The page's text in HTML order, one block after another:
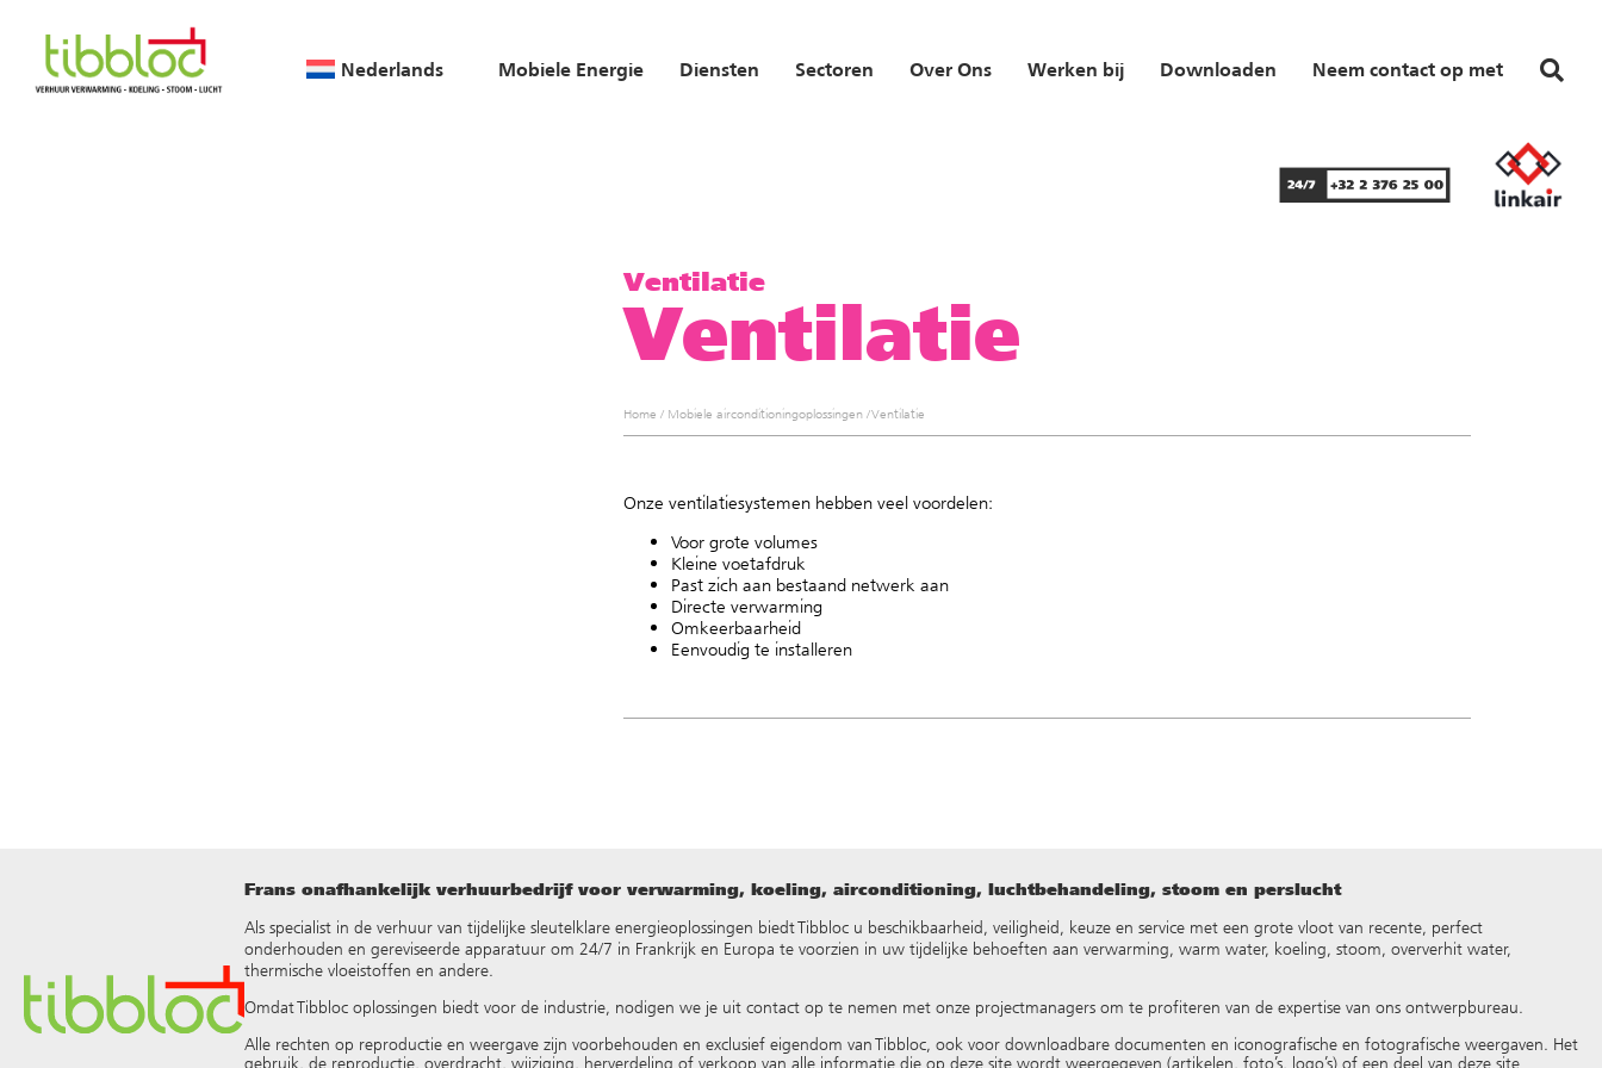
Nederlands Mobiele Energie Diensten Sectoren Over Ons Werken bij Downloaden Neem contact op met
Ventilatie
Ventilatie
Home / Mobiele airconditioningoplossingen/Ventilatie
Onze ventilatiesystemen hebben veel voordelen:
Voor grote volumes
Kleine voetafdruk
Past zich aan bestaand netwerk aan
Directe verwarming
Omkeerbaarheid
Eenvoudig te installeren
Frans onafhankelijk verhuurbedrijf voor verwarming, koeling, airconditioning, luchtbehandeling, stoom en perslucht
Als specialist in de verhuur van tijdelijke sleutelklare energieoplossingen biedt Tibbloc u beschikbaarheid, veiligheid, keuze en service met een grote vloot van recente, perfect
onderhouden en gereviseerde apparatuur om 24/7 in Frankrijk en Europa te voorzien in uw tijdelijke behoeften aan verwarming, warm water, koeling, stoom, oververhit water,
thermische vloeistoffen en andere
Omdat Tibbloc oplossingen biedt voor de industrie, nodigen we je uit contact op te nemen met onze projectmanagers om te profiteren van de expertise van ons ontwerpbureau.
Alle rechten op reproductie en weergave zijn voorbehouden en exclusief eigendom van Tibbloc, ook voor downloadbare documenten en iconografische en fotografische weergaven. Het
gebruik, de reproductie, overdracht, wijziging, herverdeling of verkoop van alle informatie die op deze site wordt weergegeven (artikelen, foto’s, logo’s) of een deel van deze site